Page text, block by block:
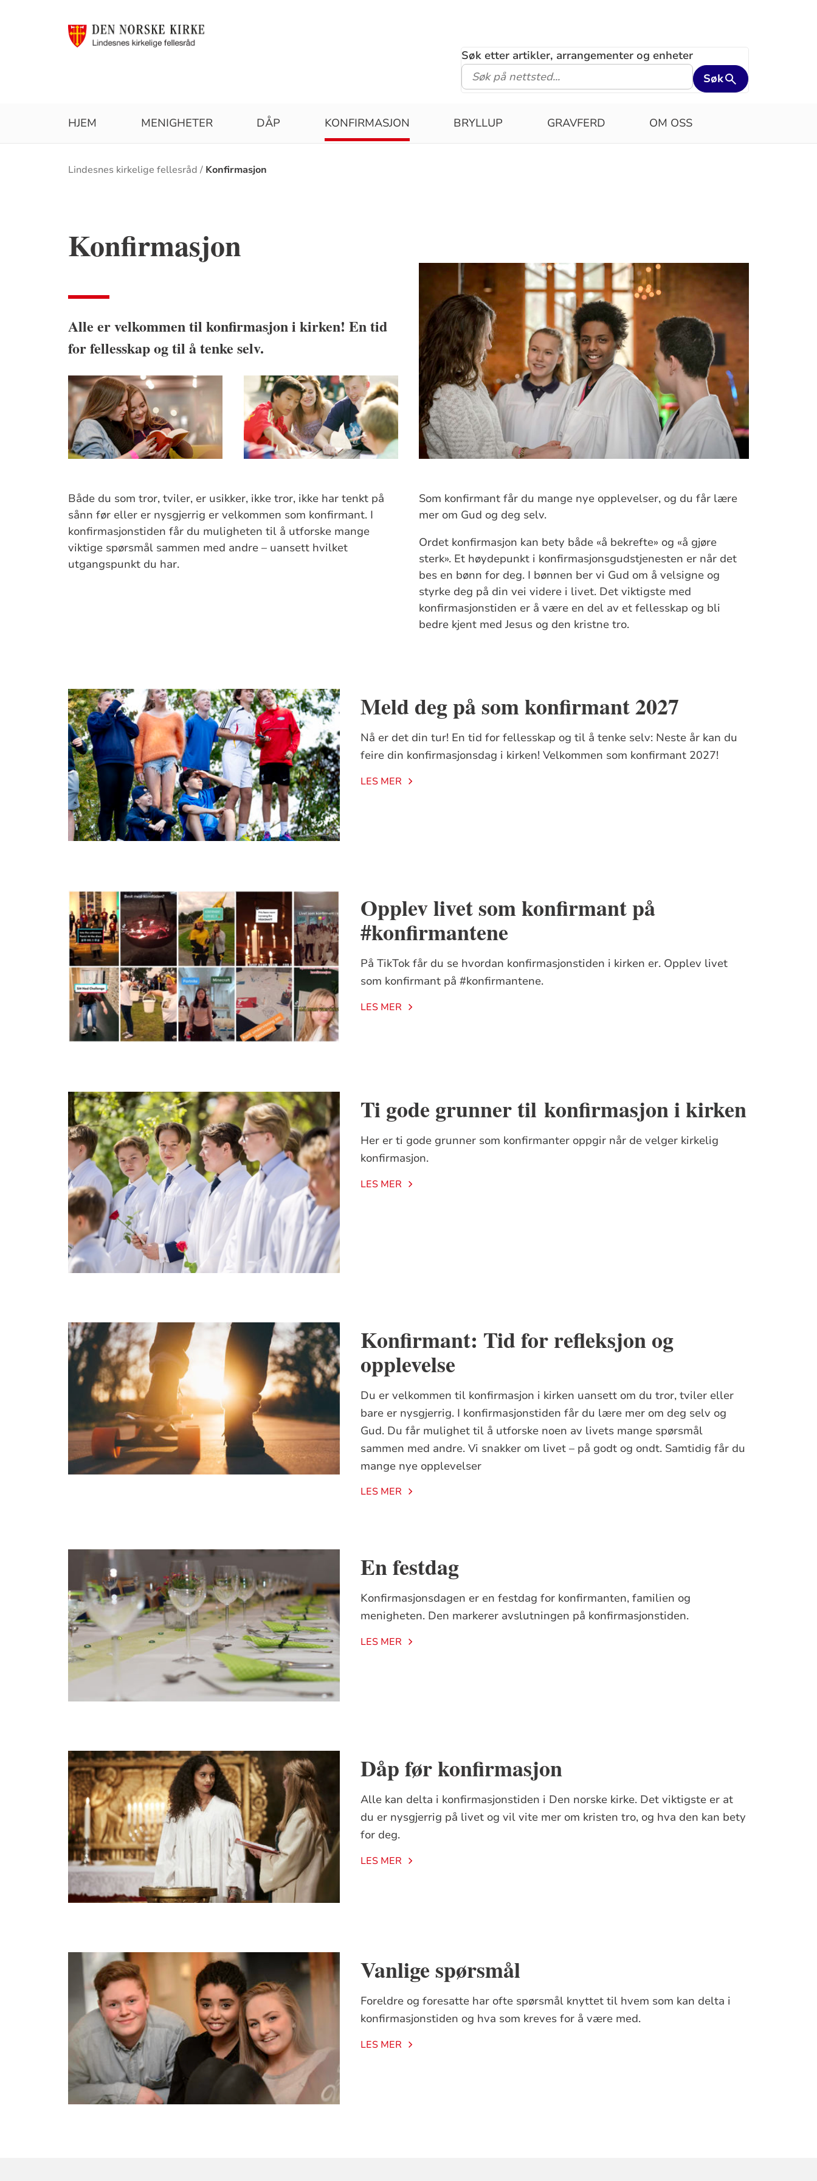
Søk etter artikler, arrangementer og enheter
Søk
HJEM MENIGHETER DÅP KONFIRMASJON BRYLLUP GRAVFERD OM OSS
Brødsmulesti
Lindesnes kirkelige fellesråd Konfirmasjon
Konfirmasjon
Alle er velkommen til konfirmasjon i kirken! En tid
for fellesskap og til å tenke selv.
Både du som tror, tviler, er usikker, ikke tror, ikke har tenkt på
sånn før eller er nysgjerrig er velkommen som konfirmant. I
konfirmasjonstiden får du muligheten til å utforske mange
viktige spørsmål sammen med andre – uansett hvilket
utgangspunkt du har.
Som konfirmant får du mange nye opplevelser, og du får lære
mer om Gud og deg selv.
Ordet konfirmasjon kan bety både «å bekrefte» og «å gjøre
sterk». Et høydepunkt i konfirmasjonsgudstjenesten er når det
bes en bønn for deg. I bønnen ber vi Gud om å velsigne og
styrke deg på din vei videre i livet. Det viktigste med
konfirmasjonstiden er å være en del av et fellesskap og bli
bedre kjent med Jesus og den kristne tro.
Meld deg på som konfirmant 2027
Nå er det din tur! En tid for fellesskap og til å tenke selv: Neste år kan du
feire din konfirmasjonsdag i kirken! Velkommen som konfirmant 2027!
LES MER
Opplev livet som konfirmant på
#konfirmantene
På TikTok får du se hvordan konfirmasjonstiden i kirken er. Opplev livet
som konfirmant på #konfirmantene.
LES MER
Ti gode grunner til konfirmasjon i kirken
Her er ti gode grunner som konfirmanter oppgir når de velger kirkelig
konfirmasjon.
LES MER
Konfirmant: Tid for refleksjon og
opplevelse
Du er velkommen til konfirmasjon i kirken uansett om du tror, tviler eller
bare er nysgjerrig. I konfirmasjonstiden får du lære mer om deg selv og
Gud. Du får mulighet til å utforske noen av livets mange spørsmål
sammen med andre. Vi snakker om livet – på godt og ondt. Samtidig får du
mange nye opplevelser
LES MER
En festdag
Konfirmasjonsdagen er en festdag for konfirmanten, familien og
menigheten. Den markerer avslutningen på konfirmasjonstiden.
LES MER
Dåp før konfirmasjon
Alle kan delta i konfirmasjonstiden i Den norske kirke. Det viktigste er at
du er nysgjerrig på livet og vil vite mer om kristen tro, og hva den kan bety
for deg.
LES MER
Vanlige spørsmål
Foreldre og foresatte har ofte spørsmål knyttet til hvem som kan delta i
konfirmasjonstiden og hva som kreves for å være med.
LES MER